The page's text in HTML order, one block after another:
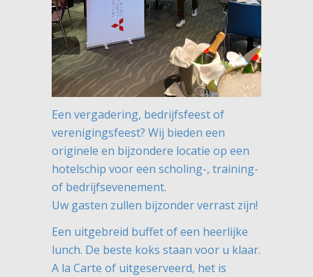
Een vergadering, bedrijfsfeest of
verenigingsfeest? Wij bieden een
originele en bijzondere locatie op een
hotelschip voor een scholing-, training-
of bedrijfsevenement.
Uw gasten zullen bijzonder verrast zijn!
Een uitgebreid buffet of een heerlijke
lunch. De beste koks staan voor u klaar.
A la Carte of uitgeserveerd, het is